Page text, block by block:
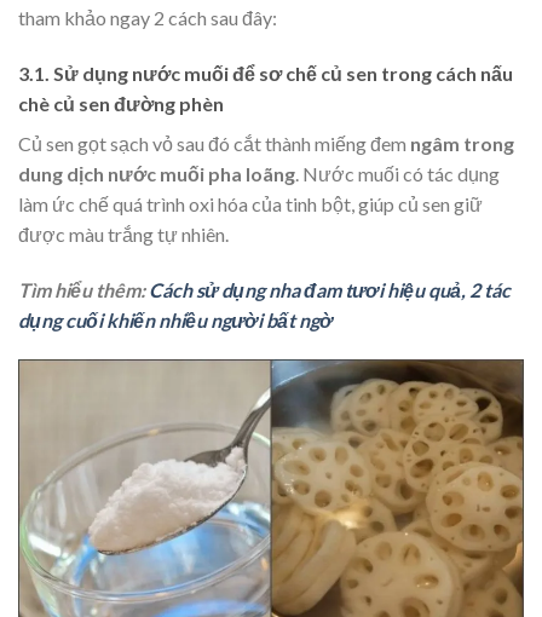
tham khảo ngay 2 cách sau đây:
3.1. Sử dụng nước muối để sơ chế củ sen trong cách nấu
chè củ sen đường phèn
Củ sen gọt sạch vỏ sau đó cắt thành miếng đem ngâm trong
dung dịch nước muối pha loãng . Nước muối có tác dụng
làm ức chế quá trình oxi hóa của tinh bột, giúp củ sen giữ
được màu trắng tự nhiên.
Tìm hiểu thêm:Cách sử dụng nha đam tươi hiệu quả, 2 tác
dụng cuối khiến nhiều người bất ngờ